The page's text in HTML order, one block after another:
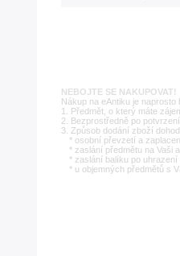
NEBOJTE SE NAKUPOVAT!
Nákup na eAntiku je naprosto
1. Předmět, o který máte
2. Bezprostředně po
3. Způsob dodání zboží
* osobní převzetí a
* zaslání předmětu na Vaši
* zaslání balíku po
* u objemných předmětů s